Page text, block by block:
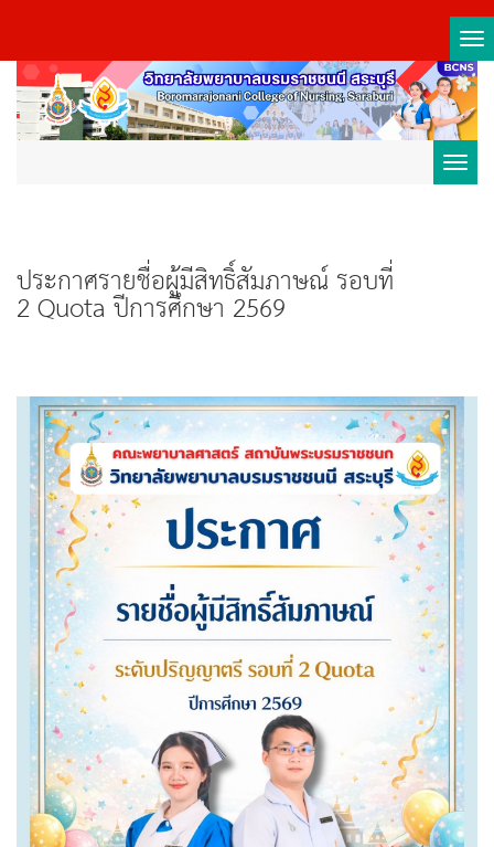
ประกาศรายชื่อผู้มีสิทธิ์สัมภาษณ์ รอบที่
2 Quota ปีการศึกษา 2569